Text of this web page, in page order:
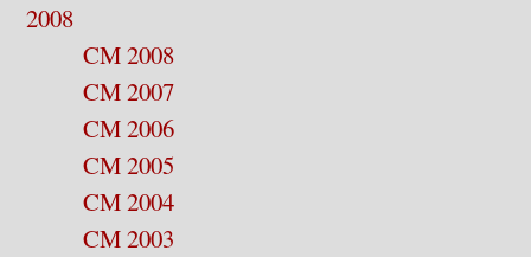
2008
CM 2008
CM 2007
CM 2006
CM 2005
CM 2004
CM 2003